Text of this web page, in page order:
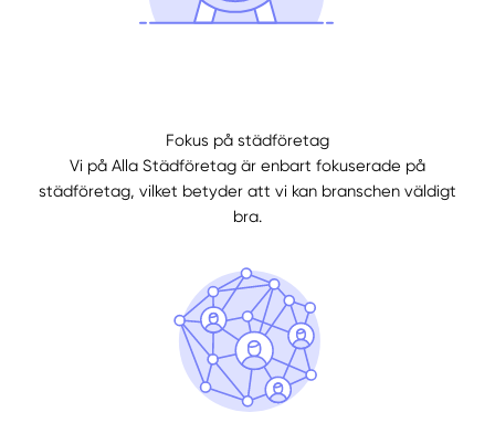
Fokus på städföretag
Vi på Alla Städföretag är enbart fokuserade på
städföretag, vilket betyder att vi kan branschen väldigt
bra.